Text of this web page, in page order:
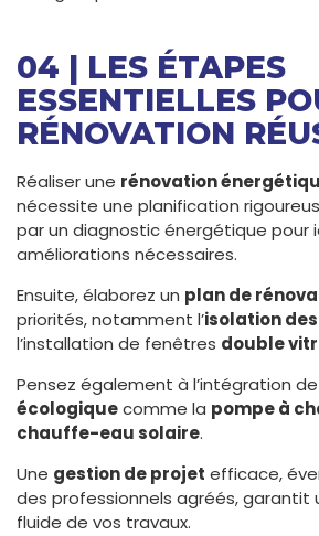
04 | LES ÉTAPES
ESSENTIELLES
RÉNOVATION
Réaliser une rénovation
nécessite une planification
par un diagnostic énergétique pour
améliorations nécessaires.
Ensuite, élaborez un plan de
priorités, notamment l’isolation
l’installation de fenêtres double
Pensez également à l’intégration de
écologiquecomme la pompe à
chauffe-eau solaire.
Une gestion de projet efficace,
des professionnels agréés, garantit
fluide de vos travaux.